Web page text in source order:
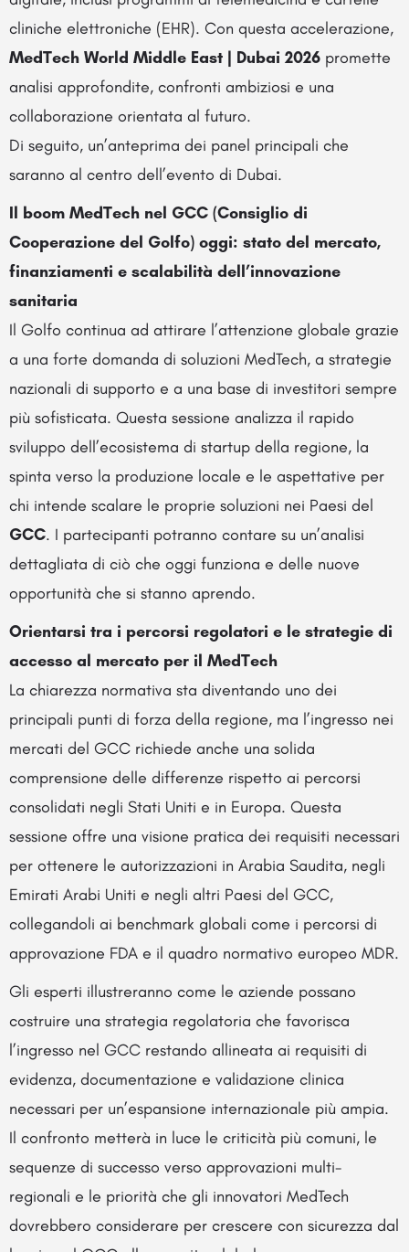
cliniche elettroniche (EHR). Con questa accelerazione,
MedTech World Middle East | Dubai 2026 promette
analisi approfondite, confronti ambiziosi e una
collaborazione orientata al futuro.
Di seguito, un’anteprima dei panel principali che
saranno al centro dell’evento di Dubai.
Il boom MedTech nel GCC (Consiglio di
Cooperazione del Golfo) oggi: stato del mercato,
finanziamenti e scalabilità dell’innovazione
sanitaria
Il Golfo continua ad attirare l’attenzione globale grazie
a una forte domanda di soluzioni MedTech, a strategie
nazionali di supporto e a una base di investitori sempre
più sofisticata. Questa sessione analizza il rapido
sviluppo dell’ecosistema di startup della regione, la
spinta verso la produzione locale e le aspettative per
chi intende scalare le proprie soluzioni nei Paesi del
GCC. I partecipanti potranno contare su un’analisi
dettagliata di ciò che oggi funziona e delle nuove
opportunità che si stanno aprendo.
Orientarsi tra i percorsi regolatori e le strategie di
accesso al mercato per il MedTech
La chiarezza normativa sta diventando uno dei
principali punti di forza della regione, ma l’ingresso nei
mercati del GCC richiede anche una solida
comprensione delle differenze rispetto ai percorsi
consolidati negli Stati Uniti e in Europa. Questa
sessione offre una visione pratica dei requisiti necessari
per ottenere le autorizzazioni in Arabia Saudita, negli
Emirati Arabi Uniti e negli altri Paesi del GCC,
collegandoli ai benchmark globali come i percorsi di
approvazione FDA e il quadro normativo europeo MDR.
Gli esperti illustreranno come le aziende possano
costruire una strategia regolatoria che favorisca
l’ingresso nel GCC restando allineata ai requisiti di
evidenza, documentazione e validazione clinica
necessari per un’espansione internazionale più ampia.
Il confronto metterà in luce le criticità più comuni, le
sequenze di successo verso approvazioni multi-
regionali e le priorità che gli innovatori MedTech
dovrebbero considerare per crescere con sicurezza dal